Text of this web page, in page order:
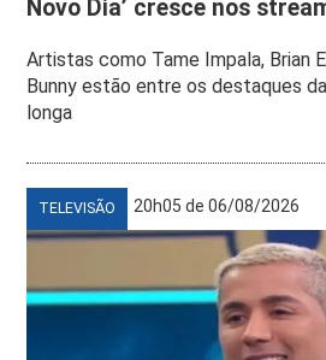
Novo Dia’ cresce nos
Artistas como Tame Impala, Brian
Bunny estão entre os destaques
longa
TELEVISÃO 20h05 de 06/08/2026